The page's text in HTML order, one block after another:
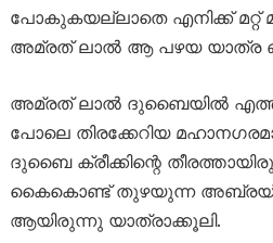
പോകുകയല്ലാതെ എനിക്ക് മറ്റ്
അമ്രത് ലാൽ ആ പഴയ യാത്ര
അമ്രത് ലാൽ ദുബൈയിൽ
പോലെ തിരക്കേറിയ
ദുബൈ ക്രീക്കിന്റെ
കൈകൊണ്ട് തുഴയുന്ന
ആയിരുന്നു യാത്രാക്കൂലി.